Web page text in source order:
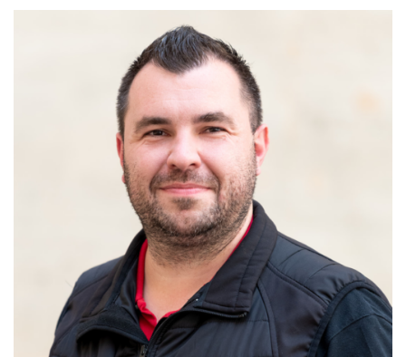
MAINTIEN DE L'AUTONOMIE, BIEN-VEILLIR,
AIDANCE